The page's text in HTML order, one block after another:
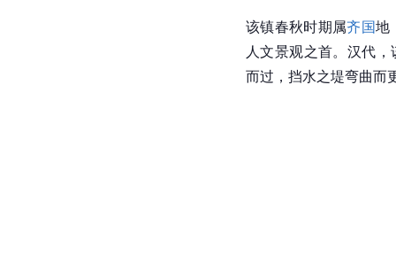
该镇春秋时期属齐国地
人文景观之首。 汉代
而过，挡水之堤弯曲而